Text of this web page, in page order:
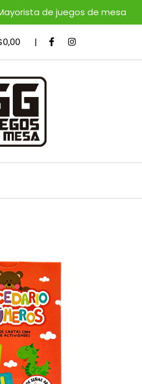
de juegos de mesa